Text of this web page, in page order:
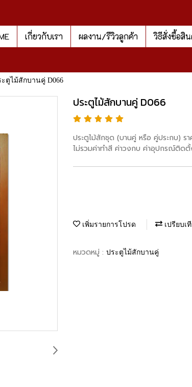
เกี่ยวกับเรา ผลงาน/รีวิวลูกค้า วิธีสั่งซื้อสิ
ะตูไม้สักบานคู่ D066
ประตูไม้สักบานคู่ D066
ประตูไม้สักชุด (บานคู่ หรือ คู่ประกบ)
ไม่รวมค่าทำสี ค่าวงกบ ค่าอุปกรณ์ติดตั้
เพิ่มรายการโปรด เปรียบเ
หมวดหมู่ : ประตูไม้สักบานคู่